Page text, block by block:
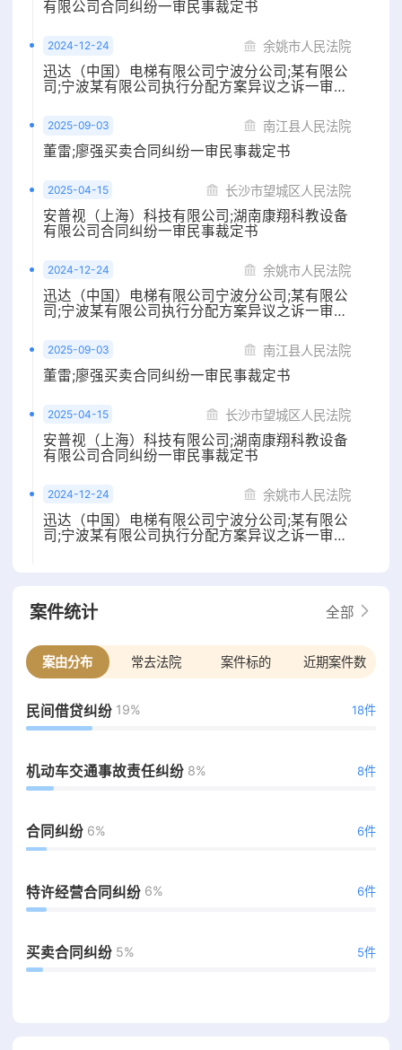
有限公司合同纠纷一审民事裁定书
2024-12-24 余姚市人民法院
迅达（中国）电梯有限公司宁波分公司;某有限公
司;宁波某有限公司执行分配方案异议之诉一审民
2025-09-03 南江县人民法院
董雷;廖强买卖合同纠纷一审民事裁定书
2025-04-15 长沙市望城区人民法院
安普视（上海）科技有限公司;湖南康翔科教设备
有限公司合同纠纷一审民事裁定书
2024-12-24 余姚市人民法院
迅达（中国）电梯有限公司宁波分公司;某有限公
司;宁波某有限公司执行分配方案异议之诉一审民
2025-09-03 南江县人民法院
董雷;廖强买卖合同纠纷一审民事裁定书
2025-04-15 长沙市望城区人民法院
安普视（上海）科技有限公司;湖南康翔科教设备
有限公司合同纠纷一审民事裁定书
2024-12-24 余姚市人民法院
迅达（中国）电梯有限公司宁波分公司;某有限公
司;宁波某有限公司执行分配方案异议之诉一审民
案件统计 全部
案由分布 常去法院 案件标的 近期案件数
民间借贷纠纷 19% 18件
机动车交通事故责任纠纷 8% 8件
合同纠纷 6% 6件
特许经营合同纠纷 6% 6件
买卖合同纠纷 5% 5件